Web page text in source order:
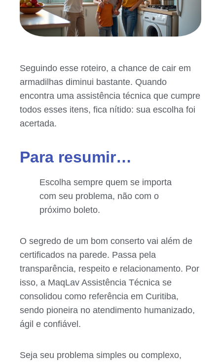
Seguindo esse roteiro, a chance de cair em
armadilhas diminui bastante. Quando
encontra uma assistência técnica que cumpre
todos esses itens, fica nítido: sua escolha foi
acertada.
Para resumir…
Escolha sempre quem se importa
com seu problema, não com o
próximo boleto.
O segredo de um bom conserto vai além de
certificados na parede. Passa pela
transparência, respeito e relacionamento. Por
isso, a MaqLav Assistência Técnica se
consolidou como referência em Curitiba,
sendo pioneira no atendimento humanizado,
ágil e confiável.
Seja seu problema simples ou complexo,